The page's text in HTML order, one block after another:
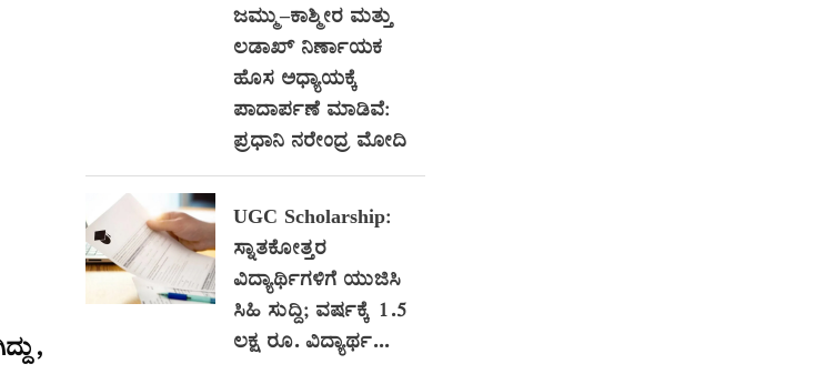
ಜಮ್ಮು–ಕಾಶ್ಮೀರ ಮತ್ತು
ಲಡಾಖ್ ನಿರ್ಣಾಯಕ
ಹೊಸ ಅಧ್ಯಾಯಕ್ಕೆ
ಪಾದಾರ್ಪಣೆ ಮಾಡಿವೆ:
ಪ್ರಧಾನಿ ನರೇಂದ್ರ ಮೋದಿ
UGC Scholarship:
ಸ್ನಾತಕೋತ್ತರ
ವಿದ್ಯಾರ್ಥಿಗಳಿಗೆ ಯುಜಿಸಿ
ಸಿಹಿ ಸುದ್ದಿ; ವರ್ಷಕ್ಕೆ 1.5
ಲಕ್ಷ ರೂ. ವಿದ್ಯಾರ್ಥ...